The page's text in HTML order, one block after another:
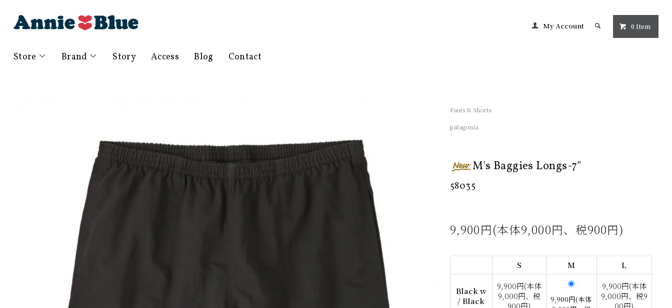
My Account 0 Item
Store Brand Story Access Blog Contact
Pants & Shorts
patagonia
M's Baggies Longs-7"
58035
9,900円(本体9,000円、税900円)
S M L
Black w
/ Black
9,900円(本体
9,000円、税
900円)
9,900円(本体
9,900円(本体
9,000円、税9
00円)